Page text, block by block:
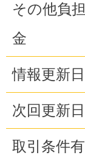
その他負担
金
情報更新日
次回更新日
取引条件有